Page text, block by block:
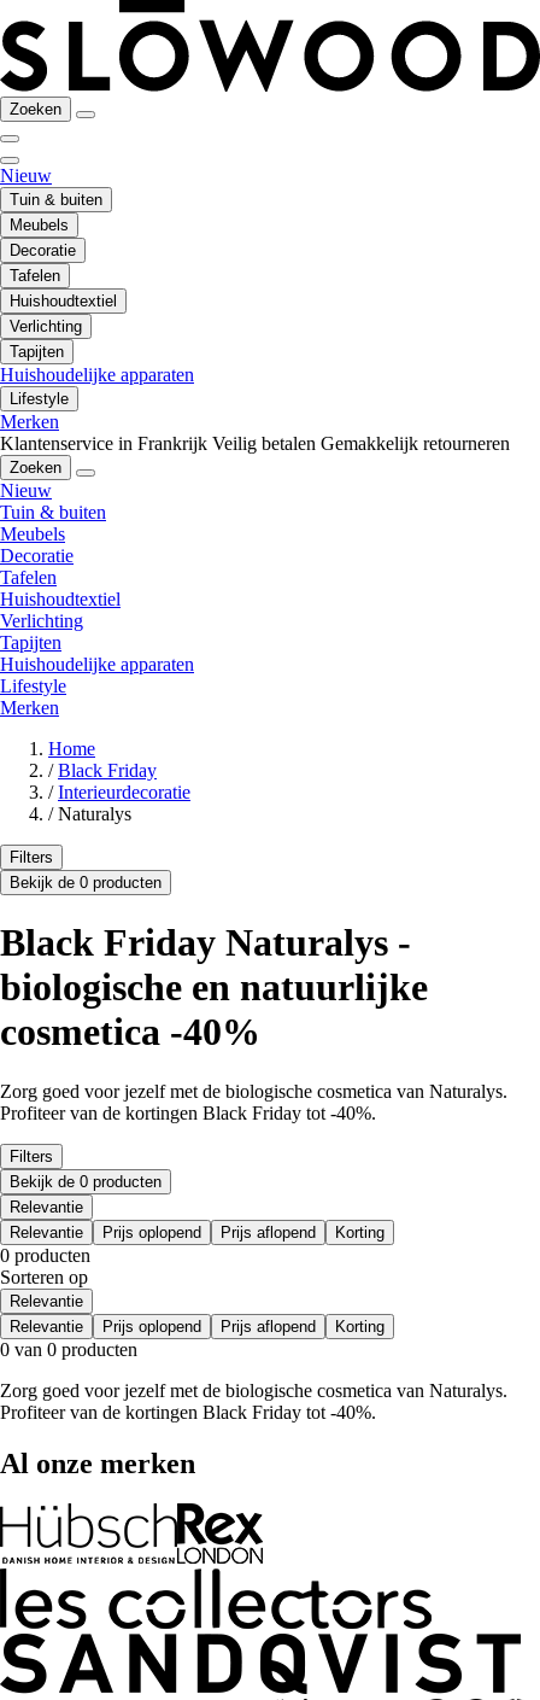
Zoeken
Nieuw
Tuin & buiten
Meubels
Decoratie
Tafelen
Huishoudtextiel
Verlichting
Tapijten
Huishoudelijke apparaten
Lifestyle
Merken
Klantenservice in Frankrijk Veilig betalen Gemakkelijk retourneren
Zoeken
Nieuw
Tuin & buiten
Meubels
Decoratie
Tafelen
Huishoudtextiel
Verlichting
Tapijten
Huishoudelijke apparaten
Lifestyle
Merken
Home
/ Black Friday
/ Interieurdecoratie
/ Naturalys
Filters
Bekijk de 0 producten
Black Friday Naturalys -
biologische en natuurlijke
cosmetica -40%
Zorg goed voor jezelf met de biologische cosmetica van Naturalys.
Profiteer van de kortingen Black Friday tot -40%.
Filters
Bekijk de 0 producten
Relevantie
Relevantie
Prijs oplopend Prijs aflopend Korting
0 producten
Sorteren op
Relevantie
Relevantie
Prijs oplopend Prijs aflopend Korting
0 van 0 producten
Zorg goed voor jezelf met de biologische cosmetica van Naturalys.
Profiteer van de kortingen Black Friday tot -40%.
Al onze merken